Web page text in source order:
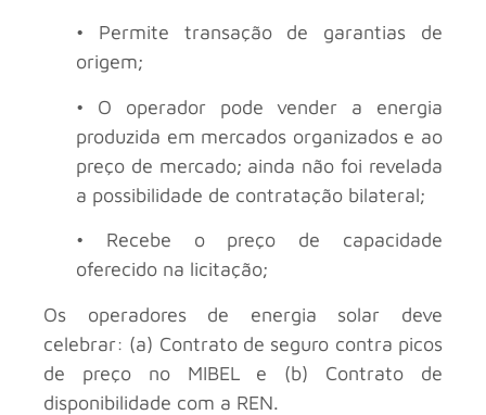
• Permite transação de garantias de
origem;
• O operador pode vender a energia
produzida em mercados organizados e ao
preço de mercado; ainda não foi revelada
a possibilidade de contratação bilateral;
• Recebe o preço de capacidade
oferecido na licitação;
Os operadores de energia solar deve
celebrar: (a) Contrato de seguro contra picos
de preço no MIBEL e (b) Contrato de
disponibilidade com a REN.